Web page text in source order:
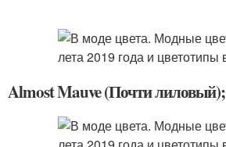
Almost Mauve (Почти лиловый);